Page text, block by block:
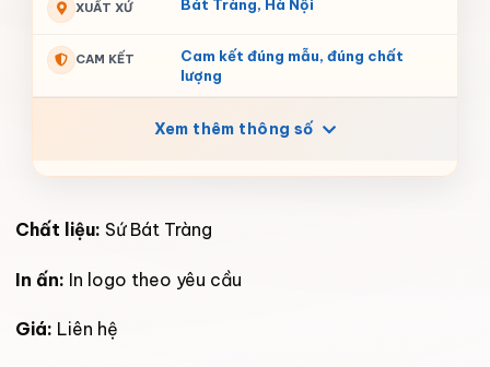
XUẤT XỨ Bát Tràng, Hà Nội
CAM KẾT
Cam kết đúng mẫu, đúng chất
lượng
Xem thêm thông số
Chất liệu: Sứ Bát Tràng
In ấn: In logo theo yêu cầu
Giá: Liên hệ